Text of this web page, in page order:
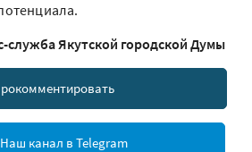
служба Якутской городской Думы
Наш канал в Telegram